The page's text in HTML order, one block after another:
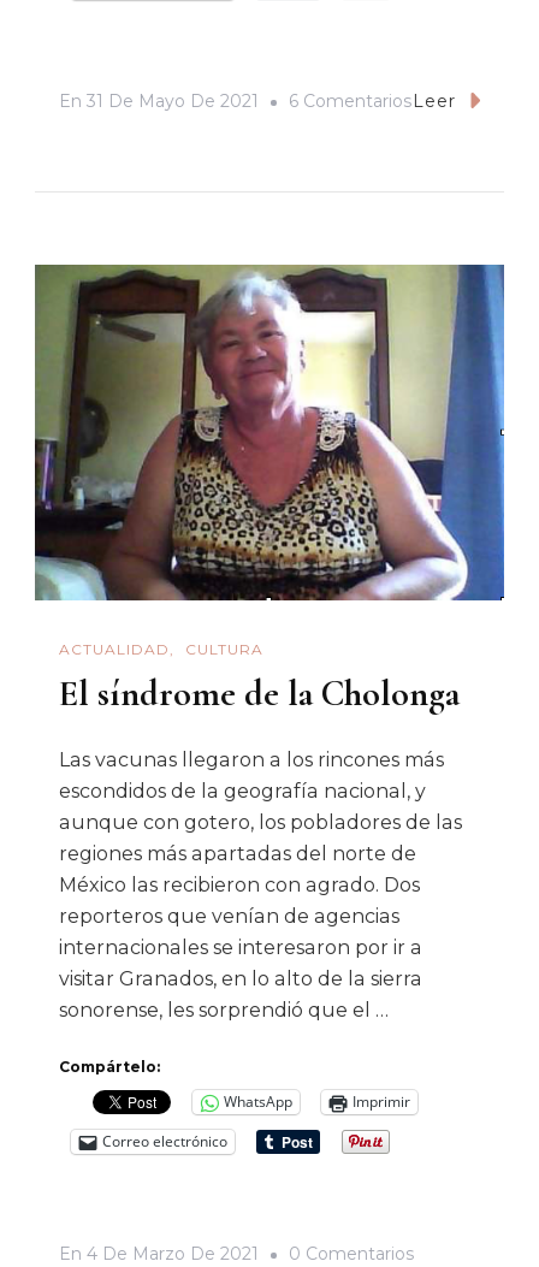
En 31 De Mayo De 2021 6 ComentariosEn
Leer
ACTUALIDAD CULTURA
El síndrome de la Cholonga
Las vacunas llegaron a los rincones más
escondidos de la geografía nacional, y
aunque con gotero, los pobladores de las
regiones más apartadas del norte de
México las recibieron con agrado. Dos
reporteros que venían de agencias
internacionales se interesaron por ir a
visitar Granados, en lo alto de la sierra
sonorense, les sorprendió que el …
Compártelo:
WhatsApp
Imprimir
Correo electrónico
En 4 De Marzo De 2021 0 ComentariosEn